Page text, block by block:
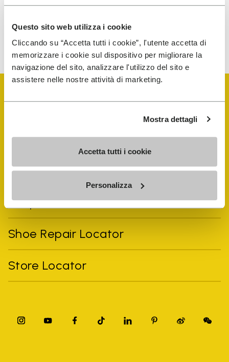
Questo sito web utilizza i cookie
Cliccando su “Accetta tutti i cookie”, l'utente accetta di
memorizzare i cookie sul dispositivo per migliorare la
navigazione del sito, analizzare l'utilizzo del sito e
assistere nelle nostre attività di marketing.
Mostra dettagli
Accetta tutti i cookie
Personalizza
Per sapere come trattiamo i tuoi dati, visita la nostra
qualsiasi momento.
Vibram Events
Guida alle FiveFingers
Shop
Shoe Repair Locator
Store Locator